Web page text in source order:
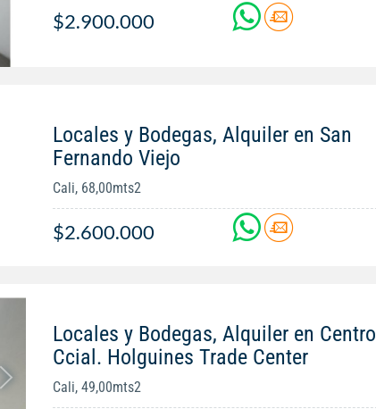
$2.900.000
Locales y Bodegas, Alquiler en San
Fernando Viejo
Cali, 68,00mts2
$2.600.000
Locales y Bodegas, Alquiler en Centro
Ccial. Holguines Trade Center
Cali, 49,00mts2